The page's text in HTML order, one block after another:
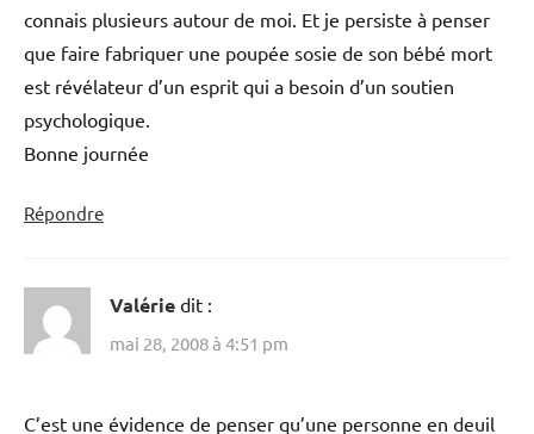
connais plusieurs autour de moi. Et je persiste à penser
que faire fabriquer une poupée sosie de son bébé mort
est révélateur d’un esprit qui a besoin d’un soutien
psychologique.
Bonne journée
Répondre
Valérie dit :
mai 28, 2008 à 4:51 pm
C’est une évidence de penser qu’une personne en deuil